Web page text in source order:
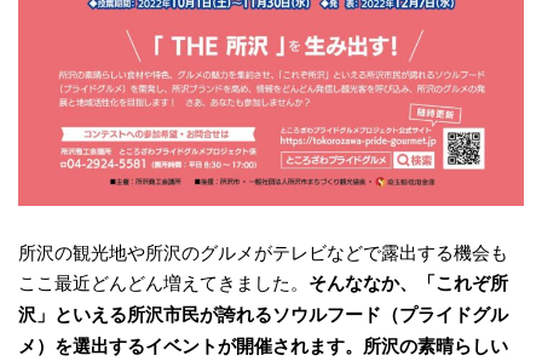
所沢の観光地や所沢のグルメがテレビなどで露出する機会も
ここ最近どんどん増えてきました。 そんななか、「これぞ所
沢」といえる所沢市民が誇れるソウルフード（プライドグル
メ）を選出するイベントが開催されます。所沢の素晴らしい